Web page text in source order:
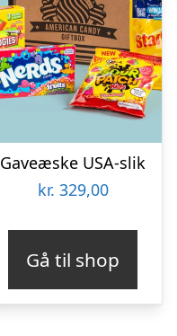
Gaveæske USA-slik
kr. 329,00
Gå til shop